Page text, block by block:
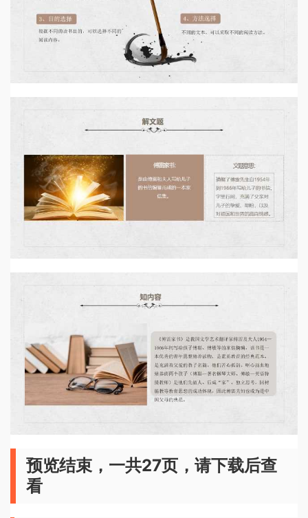
预览结束，一共27页，请下载后查
看